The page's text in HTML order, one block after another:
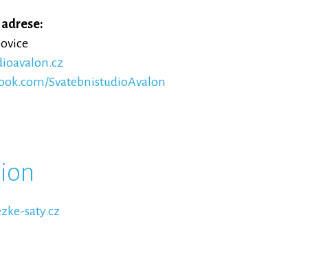
SvatebnistudioAvalon
saty.cz